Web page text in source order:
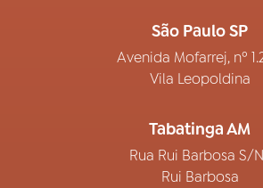
São Paulo SP
Avenida Mofarrej, nº
Vila Leopoldina
Tabatinga AM
Rua Rui Barbosa S/
Rui Barbosa